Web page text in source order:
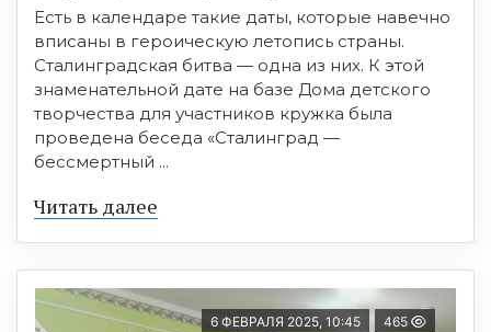
Есть в календаре такие даты, которые навечно
вписаны в героическую летопись страны.
Сталинградская битва — одна из них. К этой
знаменательной дате на базе Дома детского
творчества для участников кружка была
проведена беседа «Сталинград —
бессмертный ...
Читать далее
6 ФЕВРАЛЯ 2025, 10:45 465